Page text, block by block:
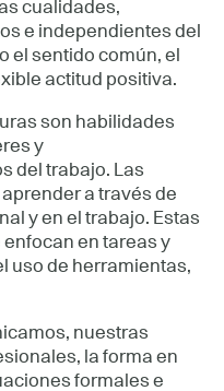
cualidades,
e independientes del
el sentido común, el
actitud positiva.
son habilidades
y
del trabajo. Las
a través de
y en el trabajo. Estas
en tareas y
uso de herramientas,
nuestras
la forma en
formales e